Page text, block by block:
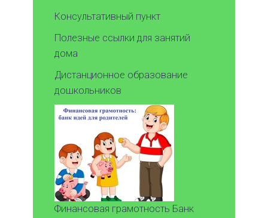
Консультативный пункт
Полезные ссылки для занятий
дома
Дистанционное образование
дошкольников
Финансовая грамотность Банк